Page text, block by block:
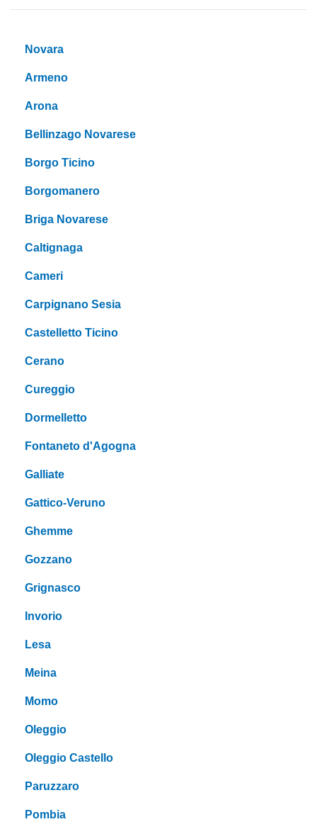
Novara
Armeno
Arona
Bellinzago Novarese
Borgo Ticino
Borgomanero
Briga Novarese
Caltignaga
Cameri
Carpignano Sesia
Castelletto Ticino
Cerano
Cureggio
Dormelletto
Fontaneto d'Agogna
Galliate
Gattico-Veruno
Ghemme
Gozzano
Grignasco
Invorio
Lesa
Meina
Momo
Oleggio
Oleggio Castello
Paruzzaro
Pombia